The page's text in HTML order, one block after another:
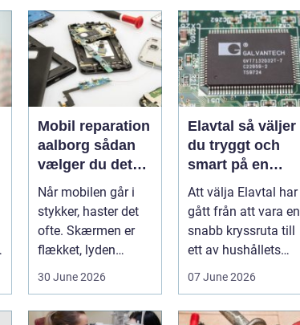
Mobil reparation
aalborg sådan
vælger du det
rette værksted
Når mobilen går i
stykker, haster det
ofte. Skærmen er
flækket, lyden
30 June 2026
Elavtal så väljer
du tryggt och
smart på en
rörlig elmarknad
Att välja Elavtal har
gått från att vara en
snabb kryssruta till
ett av hushållets
07 June 2026